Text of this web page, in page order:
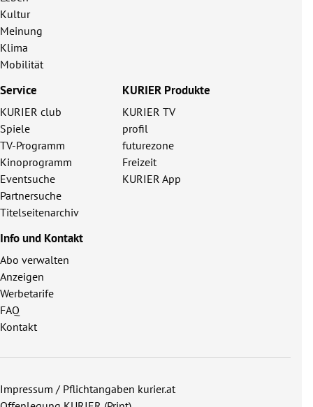
Kultur
Meinung
Klima
Mobilität
Service
KURIER club
Spiele
TV-Programm
Kinoprogramm
Eventsuche
Partnersuche
Titelseitenarchiv
KURIER Produkte
KURIER TV
profil
futurezone
Freizeit
KURIER App
Info und Kontakt
Abo verwalten
Anzeigen
Werbetarife
FAQ
Kontakt
Impressum / Pflichtangaben kurier.at